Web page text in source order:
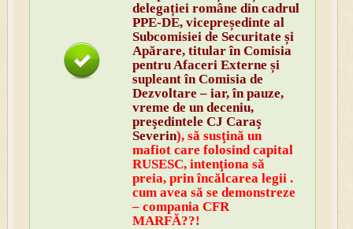
delegației române din cadrul
PPE-DE, vicepreședinte al
Subcomisiei de Securitate și
Apărare, titular în Comisia
pentru Afaceri Externe și
supleant în Comisia de
Dezvoltare – iar, în pauze,
vreme de un deceniu,
preşedintele CJ Caraş
Severin), să susţină un
mafiot care folosind capital
RUSESC, intenţiona să
preia, prin încălcarea legii .
cum avea să se demonstreze
– compania CFR
MARFĂ??!